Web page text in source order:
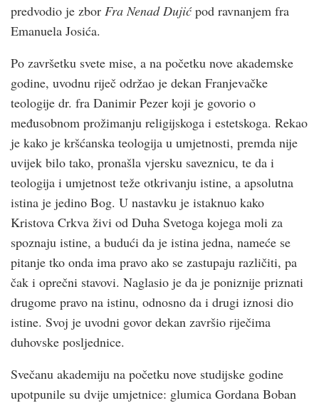
predvodio je zbor Fra Nenad Dujićpod ravnanjem fra
Emanuela Josića.
Po završetku svete mise, a na početku nove akademske
godine, uvodnu riječ održao je dekan Franjevačke
teologije dr. fra Danimir Pezer koji je govorio o
međusobnom prožimanju religijskoga i estetskoga. Rekao
je kako je kršćanska teologija u umjetnosti, premda nije
uvijek bilo tako, pronašla vjersku saveznicu, te da i
teologija i umjetnost teže otkrivanju istine, a apsolutna
istina je jedino Bog. U nastavku je istaknuo kako
Kristova Crkva živi od Duha Svetoga kojega moli za
spoznaju istine, a budući da je istina jedna, nameće se
pitanje tko onda ima pravo ako se zastupaju različiti, pa
čak i oprečni stavovi. Naglasio je da je poniznije priznati
drugome pravo na istinu, odnosno da i drugi iznosi dio
istine. Svoj je uvodni govor dekan završio riječima
duhovske posljednice.
Svečanu akademiju na početku nove studijske godine
upotpunile su dvije umjetnice: glumica Gordana Boban